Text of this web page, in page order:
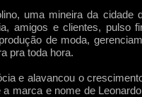
uma mineira da cidade
amigos e clientes, pulso
de moda,
pra toda hora.
alavancou o
marca e nome de